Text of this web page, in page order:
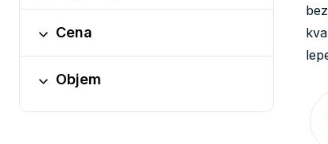
Cena
Objem